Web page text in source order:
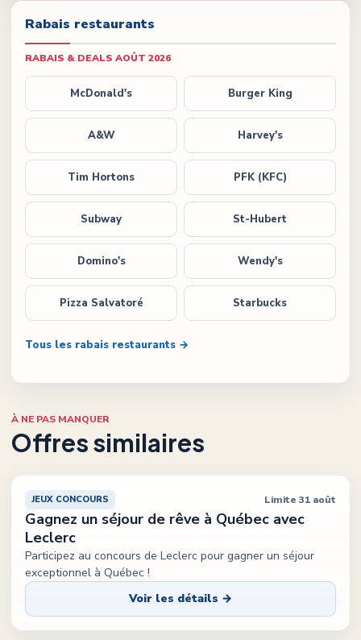
Rabais restaurants
RABAIS & DEALS AOÛT 2026
McDonald's Burger King
A&W Harvey's
Tim Hortons PFK (KFC)
Subway St-Hubert
Domino's Wendy's
Pizza Salvatoré Starbucks
Tous les rabais restaurants →
À NE PAS MANQUER
Offres similaires
JEUX CONCOURS Limite 31 août
Gagnez un séjour de rêve à Québec avec
Leclerc
Participez au concours de Leclerc pour gagner un séjour
exceptionnel à Québec !
Voir les détails →